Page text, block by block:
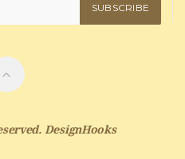
SUBSCRIBE
DesignHooks